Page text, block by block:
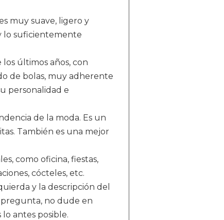
muy suave, ligero y
lo suficientemente
últimos años, con
de bolas, muy adherente
personalidad e
de la moda. Es un
También es una mejor
como oficina, fiestas,
cócteles, etc.
y la descripción del
no dude en
antes posible.